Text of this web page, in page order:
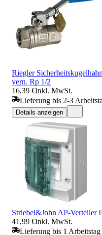
Riegler
vern. Rp 1/2
16,39 €inkl. MwSt.
Lieferung bis 2-3
Details anzeigen
Striebel&John AP-Verteiler
41,99 €inkl. MwSt.
Lieferung bis 1 Arbeitstag